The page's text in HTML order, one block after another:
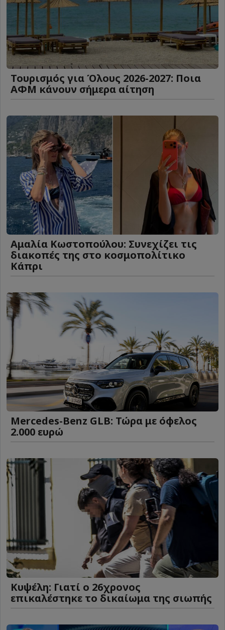
Τουρισμός για Όλους 2026-2027: Ποια
ΑΦΜ κάνουν σήμερα αίτηση
Αμαλία Κωστοπούλου: Συνεχίζει τις
διακοπές της στο κοσμοπολίτικο
Κάπρι
Mercedes-Benz GLB: Τώρα με όφελος
2.000 ευρώ
Κυψέλη: Γιατί ο 26χρονος
επικαλέστηκε το δικαίωμα της σιωπής